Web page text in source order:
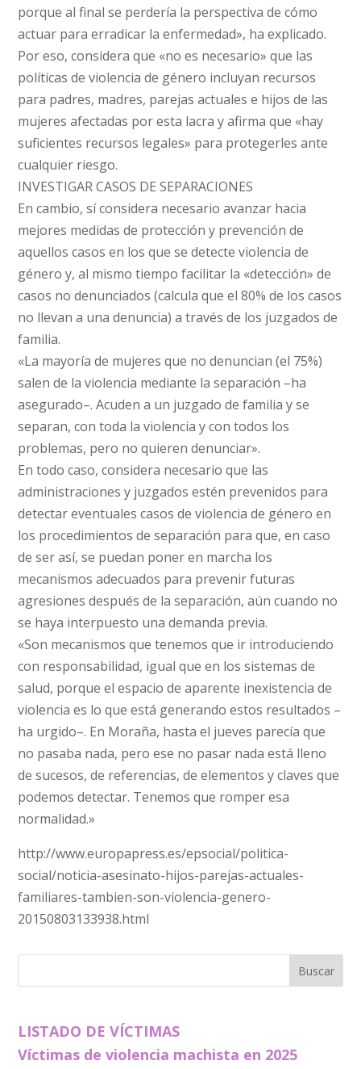
porque al final se perdería la perspectiva de cómo
actuar para erradicar la enfermedad», ha explicado.
Por eso, considera que «no es necesario» que las
políticas de violencia de género incluyan recursos
para padres, madres, parejas actuales e hijos de las
mujeres afectadas por esta lacra y afirma que «hay
suficientes recursos legales» para protegerles ante
cualquier riesgo.
INVESTIGAR CASOS DE SEPARACIONES
En cambio, sí considera necesario avanzar hacia
mejores medidas de protección y prevención de
aquellos casos en los que se detecte violencia de
género y, al mismo tiempo facilitar la «detección» de
casos no denunciados (calcula que el 80% de los casos
no llevan a una denuncia) a través de los juzgados de
familia.
«La mayoría de mujeres que no denuncian (el 75%)
salen de la violencia mediante la separación –ha
asegurado–. Acuden a un juzgado de familia y se
separan, con toda la violencia y con todos los
problemas, pero no quieren denunciar».
En todo caso, considera necesario que las
administraciones y juzgados estén prevenidos para
detectar eventuales casos de violencia de género en
los procedimientos de separación para que, en caso
de ser así, se puedan poner en marcha los
mecanismos adecuados para prevenir futuras
agresiones después de la separación, aún cuando no
se haya interpuesto una demanda previa.
«Son mecanismos que tenemos que ir introduciendo
con responsabilidad, igual que en los sistemas de
salud, porque el espacio de aparente inexistencia de
violencia es lo que está generando estos resultados –
ha urgido–. En Moraña, hasta el jueves parecía que
no pasaba nada, pero ese no pasar nada está lleno
de sucesos, de referencias, de elementos y claves que
podemos detectar. Tenemos que romper esa
normalidad.»
http://www.europapress.es/epsocial/politica-
social/noticia-asesinato-hijos-parejas-actuales-
familiares-tambien-son-violencia-genero-
20150803133938.html
LISTADO DE VÍCTIMAS
Víctimas de violencia machista en 2025